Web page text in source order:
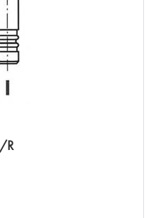
R